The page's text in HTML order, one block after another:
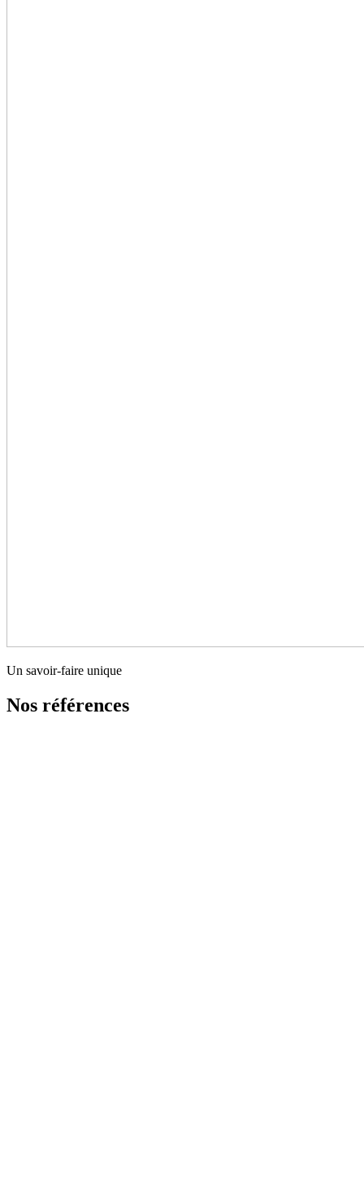
Un savoir-faire unique
Nos références